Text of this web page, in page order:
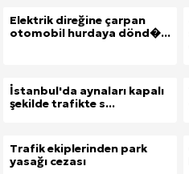
Elektrik direğine çarpan
otomobil hurdaya dönd�...
İstanbul'da aynaları kapalı
şekilde trafikte s...
Trafik ekiplerinden park
yasağı cezası